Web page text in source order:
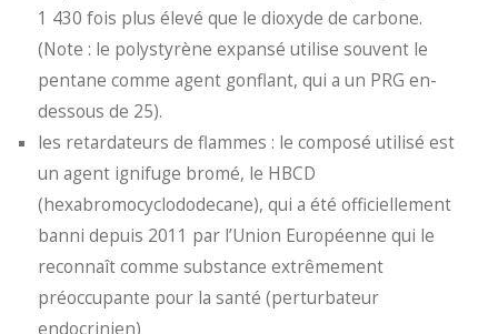
1 430 fois plus élevé que le dioxyde de carbone.
(Note : le polystyrène expansé utilise souvent le
pentane comme agent gonflant, qui a un PRG en-
dessous de 25).
les retardateurs de flammes : le composé utilisé est
un agent ignifuge bromé, le HBCD
(hexabromocyclododecane), qui a été officiellement
banni depuis 2011 par l’Union Européenne qui le
reconnaît comme substance extrêmement
préoccupante pour la santé (perturbateur
endocrinien)